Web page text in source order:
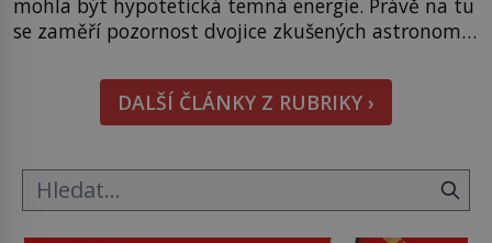
mohla být hypotetická temná energie. Právě na tu
se zaměří pozornost dvojice zkušených astronomů.
hmatatelnějšího. Naprosto rekordní kometu!
Astronomové Pedro Bernardinelli a Gary Bernstein
mravenčí prací zkoumají archivní snímky v rámci
DALŠÍ ČLÁNKY Z RUBRIKY ›